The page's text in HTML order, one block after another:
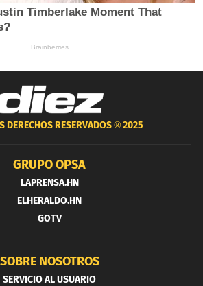
DERECHOS RESERVADOS ®2025
GRUPO OPSA
LAPRENSA.HN
ELHERALDO.HN
GOTV
SOBRE NOSOTROS
SERVICIO AL USUARIO